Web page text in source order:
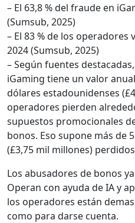
– El 63,8 % del fraude en
(Sum­sub, 2025)
– El 83 % de los
2024 (Sum­sub, 2025)
– Según fuentes
iGam­ing tiene un val­or
dólares esta­dounidens­es
oper­adores pier­den
supuestos pro­mo­cionales
bonos. Eso supone más de
(£3,75 mil mil­lones)
Los abu­sadores de bonos
Oper­an con ayu­da de IA y
los oper­adores están
como para darse cuen­ta.